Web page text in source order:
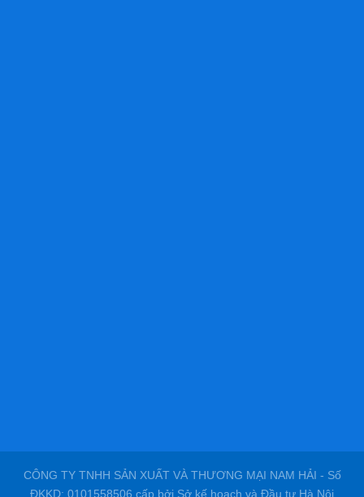
CÔNG TY TNHH SẢN XUẤT VÀ THƯƠNG MẠI NAM HẢI - Số
ĐKKD: 0101558506 cấp bởi Sở kế hoạch và Đầu tư Hà Nội